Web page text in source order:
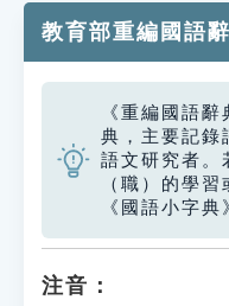
教育部重編國語
《重編國語
典，主要記錄
語文研究者。
（職）的學
《國語小字
注音：